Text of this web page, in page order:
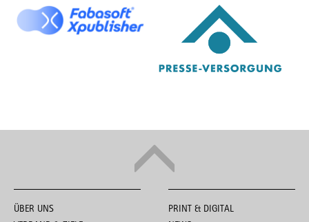
ÜBER UNS
PRINT & DIGITAL